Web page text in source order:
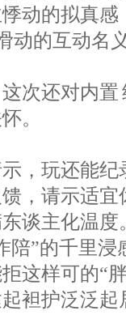
动的拟真
动的互动名
次还对内置
。
，玩还能
，请示适
谈主化温
陪”的千里浸
这样可的“
袒护泛泛